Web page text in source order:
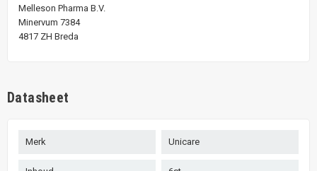
Melleson Pharma B.V.
Minervum 7384
4817 ZH Breda
Datasheet
Merk Unicare